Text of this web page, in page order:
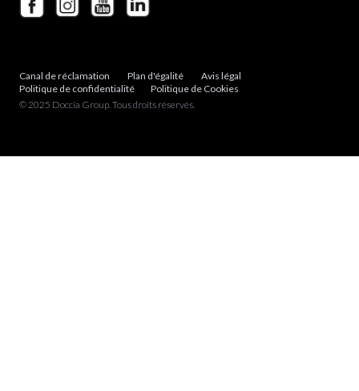
Canal de réclamation Plan d'égalité
Avis légal
Politique de confidentialité
Politique de Cookies
© 2025 Doccia Group. Tous droits réservés.